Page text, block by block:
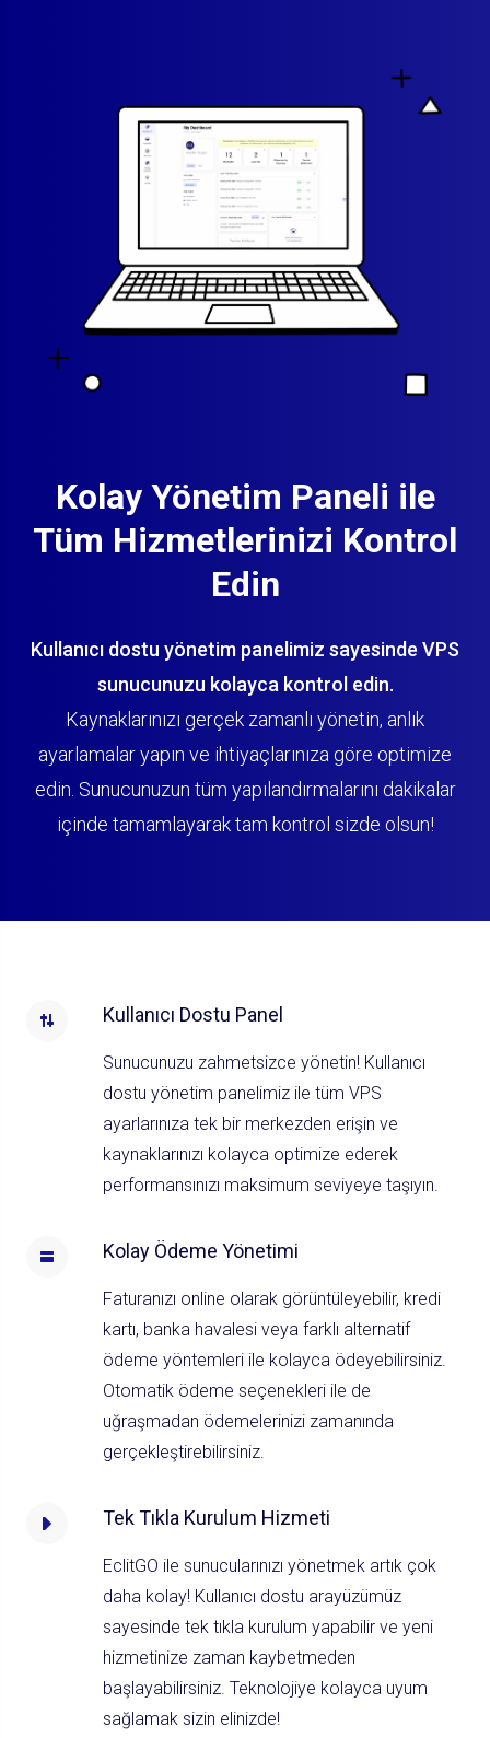
Kolay Yönetim Paneli ile
Tüm Hizmetlerinizi Kontrol
Edin
Kullanıcı dostu yönetim panelimiz sayesinde VPS
sunucunuzu kolayca kontrol edin.
Kaynaklarınızı gerçek zamanlı yönetin, anlık
ayarlamalar yapın ve ihtiyaçlarınıza göre optimize
edin. Sunucunuzun tüm yapılandırmalarını dakikalar
içinde tamamlayarak tam kontrol sizde olsun!
Kullanıcı Dostu Panel
Sunucunuzu zahmetsizce yönetin! Kullanıcı
dostu yönetim panelimiz ile tüm VPS
ayarlarınıza tek bir merkezden erişin ve
kaynaklarınızı kolayca optimize ederek
performansınızı maksimum seviyeye taşıyın.
Kolay Ödeme Yönetimi
Faturanızı online olarak görüntüleyebilir, kredi
kartı, banka havalesi veya farklı alternatif
ödeme yöntemleri ile kolayca ödeyebilirsiniz.
Otomatik ödeme seçenekleri ile de
uğraşmadan ödemelerinizi zamanında
gerçekleştirebilirsiniz.
Tek Tıkla Kurulum Hizmeti
EclitGO ile sunucularınızı yönetmek artık çok
daha kolay! Kullanıcı dostu arayüzümüz
sayesinde tek tıkla kurulum yapabilir ve yeni
hizmetinize zaman kaybetmeden
başlayabilirsiniz. Teknolojiye kolayca uyum
sağlamak sizin elinizde!